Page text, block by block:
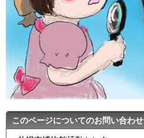
このページについてのお問い合わせ